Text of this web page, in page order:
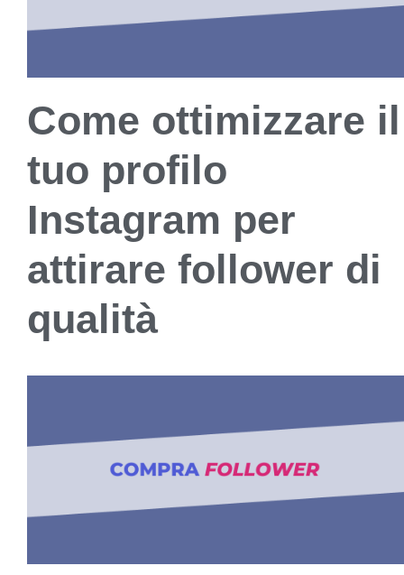
Come ottimizzare il
tuo profilo
Instagram per
attirare follower di
qualità